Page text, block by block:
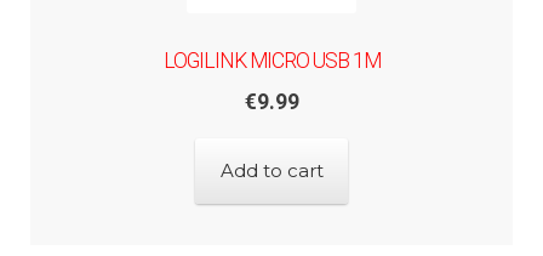
LOGILINK MICRO USB 1M
€9.99
Add to cart